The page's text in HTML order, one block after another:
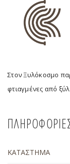
Στον Ξυλόκοσμο
φτιαγμένες από
ΚΑΤΑΣΤΗΜΑ